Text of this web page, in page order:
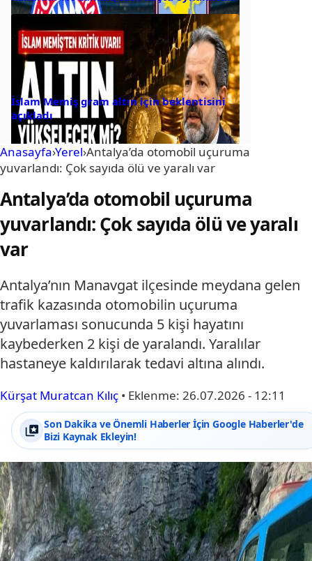
İslam Memiş gram altın için beklentisini
açıkladı
Anasayfa›Yerel›Antalya’da otomobil uçuruma
yuvarlandı: Çok sayıda ölü ve yaralı var
Antalya’da otomobil uçuruma
yuvarlandı: Çok sayıda ölü ve yaralı
var
Antalya’nın Manavgat ilçesinde meydana gelen
trafik kazasında otomobilin uçuruma
yuvarlaması sonucunda 5 kişi hayatını
kaybederken 2 kişi de yaralandı. Yaralılar
hastaneye kaldırılarak tedavi altına alındı.
Kürşat Muratcan Kılıç • Eklenme: 26.07.2026 - 12:11
Son Dakika ve Önemli Haberler İçin Google Haberler'de
Bizi Kaynak Ekleyin!